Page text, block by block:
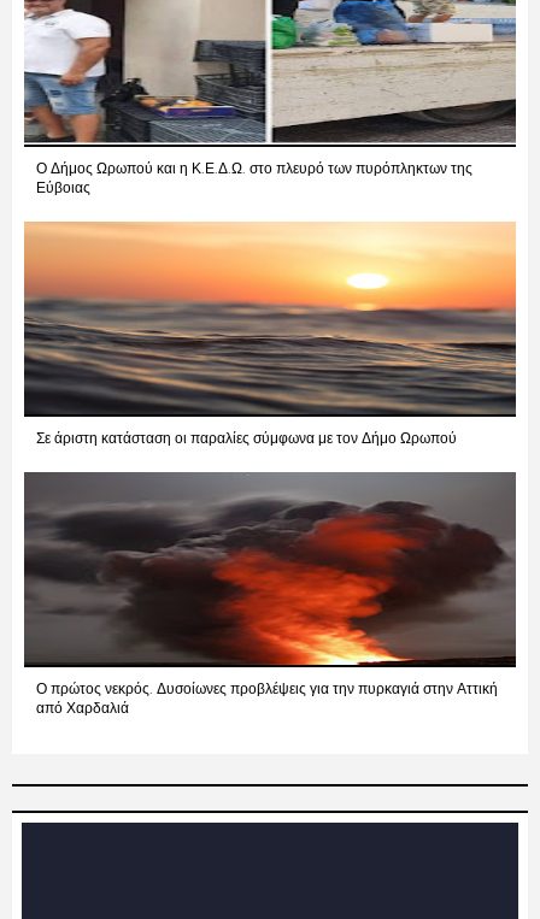
Ο Δήμος Ωρωπού και η Κ.Ε.Δ.Ω. στο πλευρό των πυρόπληκτων της
Εύβοιας
Σε άριστη κατάσταση οι παραλίες σύμφωνα με τον Δήμο Ωρωπού
Ο πρώτος νεκρός. Δυσοίωνες προβλέψεις για την πυρκαγιά στην Αττική
από Χαρδαλιά